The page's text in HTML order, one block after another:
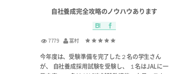
自社養成完全攻略のノウハウあります
7779 冨村
今年度は、受験準備を完了した２名の学生さん
が、 自社養成採用試験を受験し、 １名はJALに一